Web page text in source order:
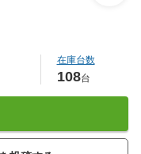
在庫台数
108台